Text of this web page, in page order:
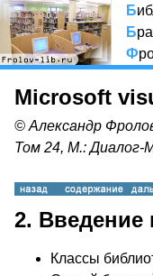
Б
Б
Ф
Microsoft
© Александр
Том 24, М.: Диалог-
2. Введение
Классы